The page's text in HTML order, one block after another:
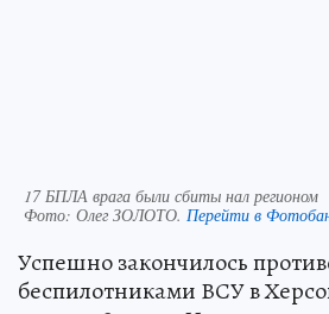
17 БПЛА врага были сбиты нал регионом
Фото: Олег ЗОЛОТО. Перейти в
Успешно закончилось
беспилотниками ВСУ в